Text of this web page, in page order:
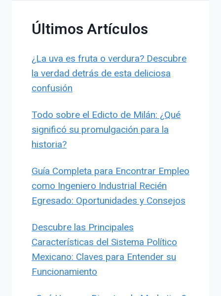
Últimos Artículos
¿La uva es fruta o verdura? Descubre
la verdad detrás de esta deliciosa
confusión
Todo sobre el Edicto de Milán: ¿Qué
significó su promulgación para la
historia?
Guía Completa para Encontrar Empleo
como Ingeniero Industrial Recién
Egresado: Oportunidades y Consejos
Descubre las Principales
Características del Sistema Político
Mexicano: Claves para Entender su
Funcionamiento